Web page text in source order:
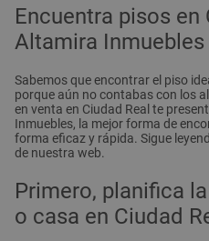
Encuentra pisos en
Altamira Inmuebles
Sabemos que encontrar el piso
porque aún no contabas con los
en venta en Ciudad Real te
Inmuebles, la mejor forma de
forma eficaz y rápida. Sigue
de nuestra web.
Primero, planifica
o casa en Ciudad